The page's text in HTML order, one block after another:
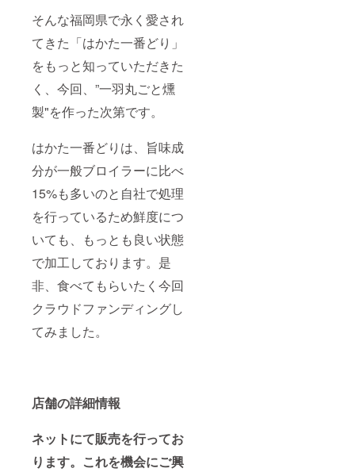
そんな福岡県で永く愛され
てきた「はかた一番どり」
をもっと知っていただきた
く、今回、”一羽丸ごと燻
製"を作った次第です。
はかた一番どりは、旨味成
分が一般ブロイラーに比べ
15%も多いのと自社で処理
を行っているため鮮度につ
いても、もっとも良い状態
で加工しております。是
非、食べてもらいたく今回
クラウドファンディングし
てみました。
店舗の詳細情報
ネットにて販売を行ってお
ります。これを機会にご興